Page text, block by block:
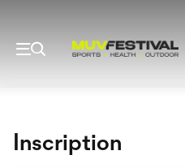
Inscription